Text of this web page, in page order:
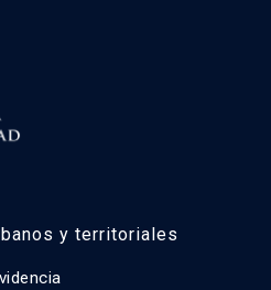
y territoriales